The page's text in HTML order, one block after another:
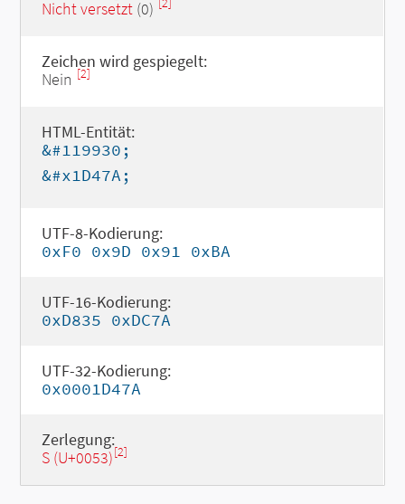
Nicht versetzt(0) [2]
Zeichen wird gespiegelt:
Nein [2]
HTML-Entität:
&#119930;
&#x1D47A;
UTF-8-Kodierung:
0xF0 0x9D 0x91 0xBA
UTF-16-Kodierung:
0xD835 0xDC7A
UTF-32-Kodierung:
0x0001D47A
Zerlegung:
S (U+0053)[2]